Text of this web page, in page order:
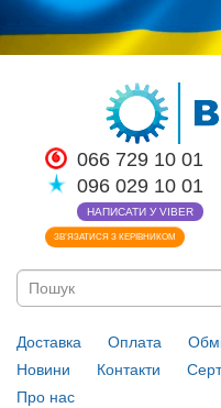
066 729 10 01
096 029 10 01
НАПИСАТИ У VIBER
ЗВ’ЯЗАТИСЯ З КЕРІВНИКОМ
Доставка Оплата
Новини
Контакти
Про нас